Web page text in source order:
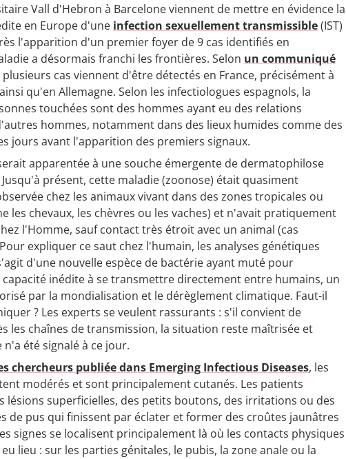
Vall d'Hebron à Barcelone viennent de mettre en évidence la
en Europe d'une infection sexuellement transmissible(IST)
l'apparition d'un premier foyer de 9 cas identifiés en
a désormais franchi les frontières. Selon un communiqué
plusieurs cas viennent d'être détectés en France, précisément à
qu'en Allemagne. Selon les infectiologues espagnols, la
touchées sont des hommes ayant eu des relations
hommes, notamment dans des lieux humides comme des
jours avant l'apparition des premiers signaux.
apparentée à une souche émergente de dermatophilose
Jusqu'à présent, cette maladie (zoonose) était quasiment
chez les animaux vivant dans des zones tropicales ou
les chevaux, les chèvres ou les vaches) et n'avait pratiquement
l'Homme, sauf contact très étroit avec un animal (cas
expliquer ce saut chez l'humain, les analyses génétiques
d'une nouvelle espèce de bactérie ayant muté pour
inédite à se transmettre directement entre humains, un
par la mondialisation et le dérèglement climatique. Faut-il
? Les experts se veulent rassurants : s'il convient de
les chaînes de transmission, la situation reste maîtrisée et
n'a été signalé à ce jour.
chercheurs publiée dans Emerging Infectious Diseases, les
modérés et sont principalement cutanés. Les patients
lésions superficielles, des petits boutons, des irritations ou des
de pus qui finissent par éclater et former des croûtes jaunâtres
signes se localisent principalement là où les contacts physiques
lieu : sur les parties génitales, le pubis, la zone anale ou la